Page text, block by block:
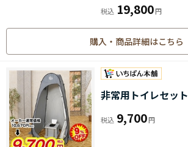
19,800
購入・商品詳細はこちら
非常用トイレセット
9,700